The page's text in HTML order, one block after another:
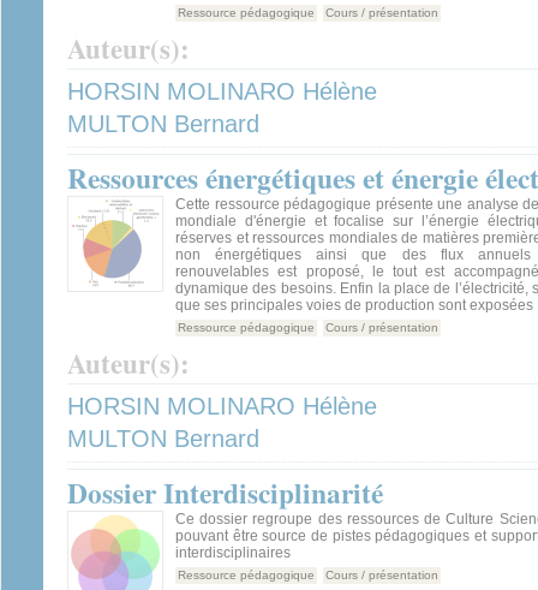
Ressource pédagogique Cours / présentation
Auteur(s):
HORSIN MOLINARO Hélène
MULTON Bernard
Ressources énergétiques et énergie
Cette ressource pédagogique présente une analyse
mondiale d'énergie et focalise sur l’énergie
réserves et ressources mondiales de matières
non énergétiques ainsi que des flux annuels
renouvelables est proposé, le tout est
dynamique des besoins. Enfin la place de l’électricité,
que ses principales voies de production sont exposées
Ressource pédagogique Cours / présentation
Auteur(s):
HORSIN MOLINARO Hélène
MULTON Bernard
Dossier Interdisciplinarité
Ce dossier regroupe des ressources de Culture
pouvant être source de pistes pédagogiques et
interdisciplinaires
Ressource pédagogique Cours / présentation